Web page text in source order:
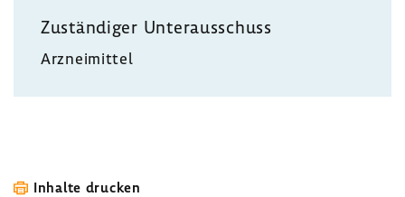
Zustän­diger Unter­aus­schuss
Arznei­mittel
Inhalte drucken